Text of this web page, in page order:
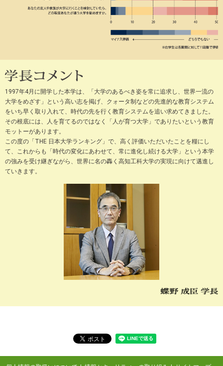
1997年4月に開学した本学は、「大学のあるべき姿を常に追求し、世界一流の
大学をめざす」という高い志を掲げ、クォータ制などの先進的な教育システム
をいち早く取り入れて、時代の先を行く教育システムを追い求めてきました。
その根底には、人を育てるのではなく「人が育つ大学」でありたいという教育
モットーがあります。
この度の「THE 日本大学ランキング」で、高く評価いただいたことを糧にし
て、これからも「時代の変化にあわせて、常に進化し続ける大学」という本学
の強みを受け継ぎながら、世界に名の轟く高知工科大学の実現に向けて邁進し
ていきます。